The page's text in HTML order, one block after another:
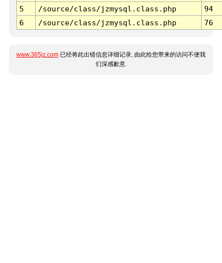
5
/source/class/jzmysql.class.php
94
6
/source/class/jzmysql.class.php 76
www.365jz.com 已经将此出错信息详细记录, 由此给您带来的访问不便我
们深感歉意.